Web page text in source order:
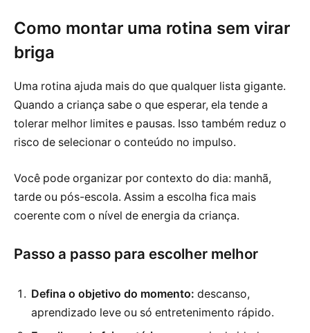
Como montar uma rotina sem virar
briga
Uma rotina ajuda mais do que qualquer lista gigante.
Quando a criança sabe o que esperar, ela tende a
tolerar melhor limites e pausas. Isso também reduz o
risco de selecionar o conteúdo no impulso.
Você pode organizar por contexto do dia: manhã,
tarde ou pós-escola. Assim a escolha fica mais
coerente com o nível de energia da criança.
Passo a passo para escolher melhor
Defina o objetivo do momento: descanso,
aprendizado leve ou só entretenimento rápido.